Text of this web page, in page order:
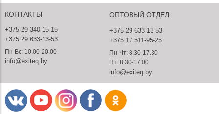
КОНТАКТЫ
+375 29 340-15-15
+375 29 633-13-53
Пн-Вс: 10.00-20.00
info@exiteq.by
ОПТОВЫЙ ОТДЕЛ
+375 29 633-13-53
+375 17 511-95-25
Пн-Чт: 8.30-17.30
Пт: 8.30-17.00
info@exiteq.by